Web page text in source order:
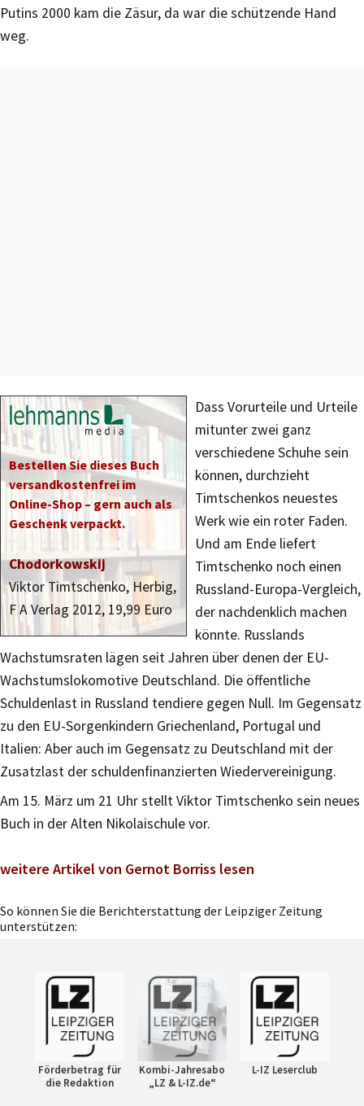
Putins 2000 kam die Zäsur, da war die schützende Hand
weg.
Bestellen Sie dieses Buch
versandkostenfrei im
Online-Shop – gern auch als
Geschenk verpackt.
Chodorkowskij
Viktor Timtschenko, Herbig,
F A Verlag 2012, 19,99 Euro
Dass Vorurteile und Urteile
mitunter zwei ganz
verschiedene Schuhe sein
können, durchzieht
Timtschenkos neuestes
Werk wie ein roter Faden.
Und am Ende liefert
Timtschenko noch einen
Russland-Europa-Vergleich,
der nachdenklich machen
könnte. Russlands
Wachstumsraten lägen seit Jahren über denen der EU-
Wachstumslokomotive Deutschland. Die öffentliche
Schuldenlast in Russland tendiere gegen Null. Im Gegensatz
zu den EU-Sorgenkindern Griechenland, Portugal und
Italien: Aber auch im Gegensatz zu Deutschland mit der
Zusatzlast der schuldenfinanzierten Wiedervereinigung.
Am 15. März um 21 Uhr stellt Viktor Timtschenko sein neues
Buch in der Alten Nikolaischule vor.
weitere Artikel von Gernot Borriss lesen
So können Sie die Berichterstattung der Leipziger Zeitung
unterstützen:
Förderbetrag für
die Redaktion
Kombi-Jahresabo
„LZ & L-IZ.de“
L-IZ Leserclub